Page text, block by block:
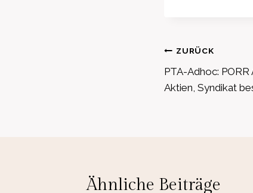
ZURÜCK
PTA-Adhoc: PORR
Aktien, Syndikat
Ähnliche Beiträge